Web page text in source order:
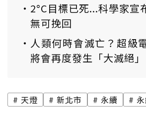
2°C目標已死...科學家宣
無可挽回
人類何時會滅亡？超級
將會再度發生「大滅絕」
天燈 新北市 永續